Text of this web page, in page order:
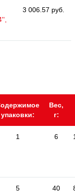
3 006.57 руб.
упаковки:
Вес,
г:
1 6
5 40